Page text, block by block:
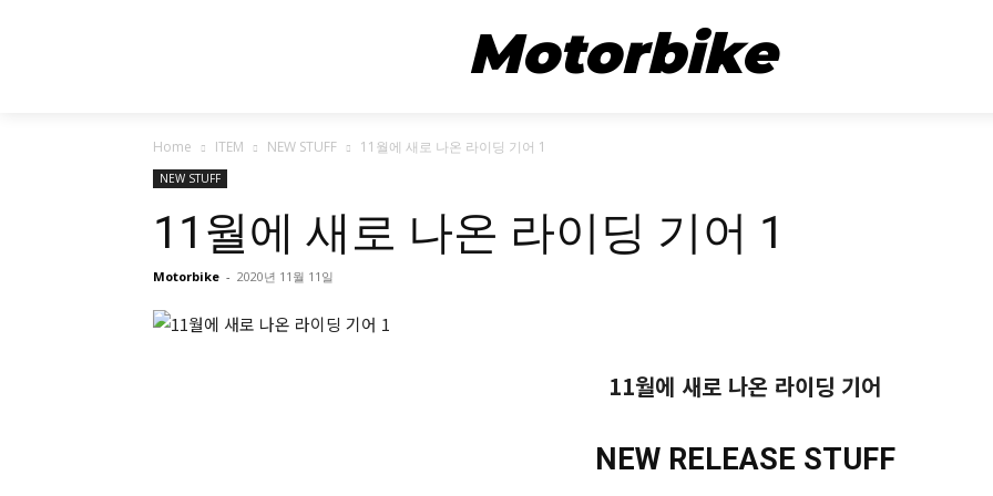
Motorbike
Home ITEM NEW STUFF 11월에 새로 나온 라이딩 기어 1
NEW STUFF
11월에 새로 나온 라이딩 기어 1
Motorbike - 2020년 11월 11일
11월에 새로 나온 라이딩 기어
NEW RELEASE STUFF